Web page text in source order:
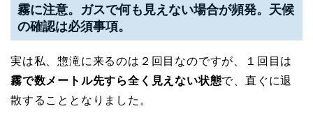
霧に注意。ガスで何も見えない場合が頻発。天候
の確認は必須事項。
実は私、惣滝に来るのは２回目なのですが、１回目は
霧で数メートル先すら全く見えない状態で、直ぐに退
散することとなりました。